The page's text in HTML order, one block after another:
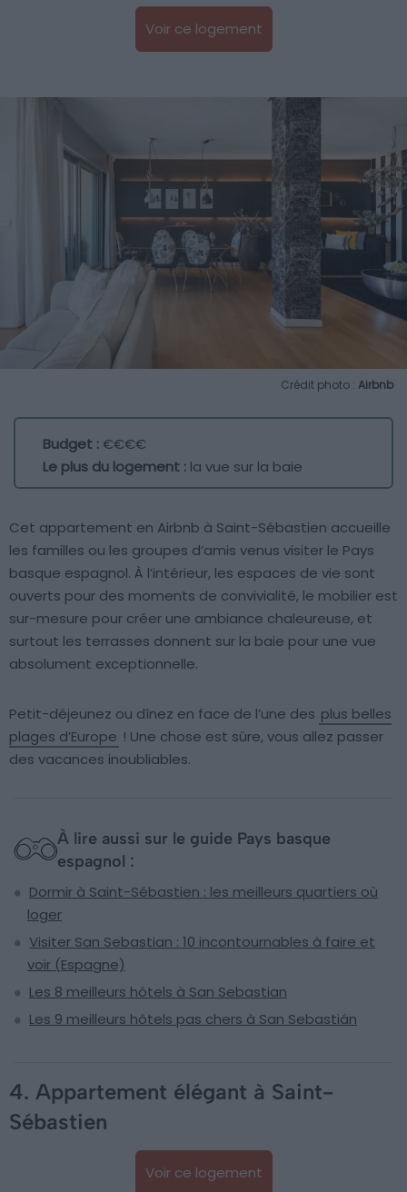
Voir ce logement
Crédit photo : Airbnb
Budget :€€€€
Le plus du logement : la vue sur la baie
Cet appartement en Airbnb à Saint-Sébastien accueille
les familles ou les groupes d’amis venus visiter le Pays
basque espagnol. À l’intérieur, les espaces de vie sont
ouverts pour des moments de convivialité, le mobilier est
sur-mesure pour créer une ambiance chaleureuse, et
surtout les terrasses donnent sur la baie pour une vue
absolument exceptionnelle.
Petit-déjeunez ou dînez en face de l’une des plus belles
plages d’Europe ! Une chose est sûre, vous allez passer
des vacances inoubliables.
À lire aussi sur le guide Pays basque
espagnol :
Dormir à Saint-Sébastien : les meilleurs quartiers où
loger
Visiter San Sebastian : 10 incontournables à faire et
voir (Espagne)
Les 8 meilleurs hôtels à San Sebastian
Les 9 meilleurs hôtels pas chers à San Sebastián
4. Appartement élégant à Saint-
Sébastien
Voir ce logement